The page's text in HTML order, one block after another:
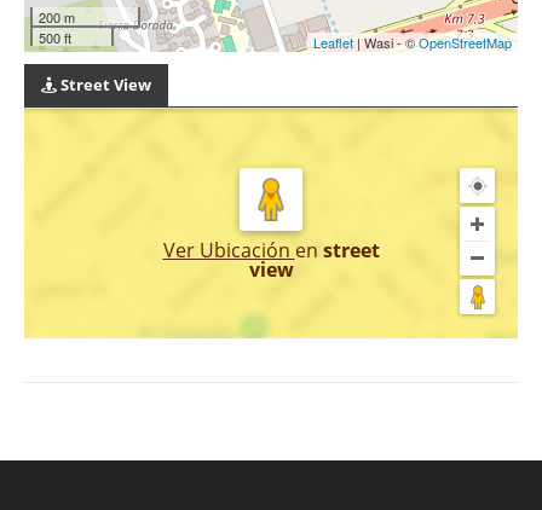
200 m
500 ft
Leaflet| Wasi - ©OpenStreetMap
Street View
Ver Ubicación en street
view